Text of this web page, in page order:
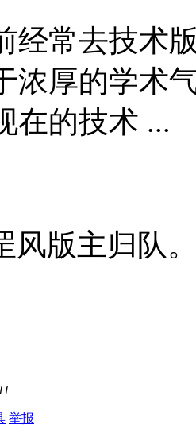
经常去技术
浓厚的学术
在的技术 ...
风版主归队
举报